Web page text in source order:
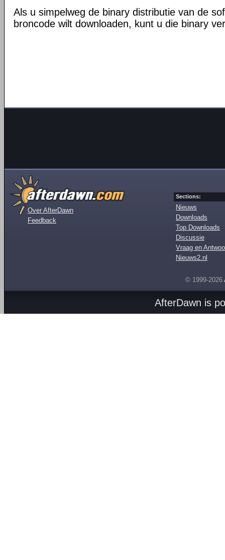
Als u simpelweg de binary distributie van de
broncode wilt downloaden, kunt u die binary
Over AfterDawn
Feedback
Sections:
Nieuws
Downloads
Top Downloads
Discussie
Vraag en
Nieuws2.nl
© 1999-2026
AfterDawn is